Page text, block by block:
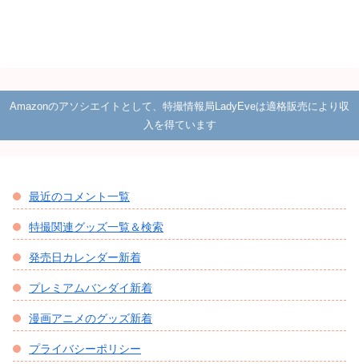
Amazonのアソシエイトとして、特撮情報局LadyEveは適格販売により収
入を得ています
最近のコメント一覧
特撮関連グッズ一覧＆検索
発売日カレンダー新着
プレミアムバンダイ新着
漫画アニメのグッズ新着
プライバシーポリシー